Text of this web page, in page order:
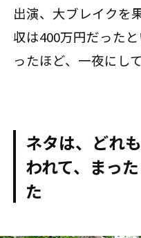
出演、大ブレイクを
収は400万円だった
ったほど、一夜にし
ネタは、どれ
われて、まっ
た